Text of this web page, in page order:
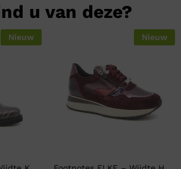
u van deze?
Nieuw Nieuw